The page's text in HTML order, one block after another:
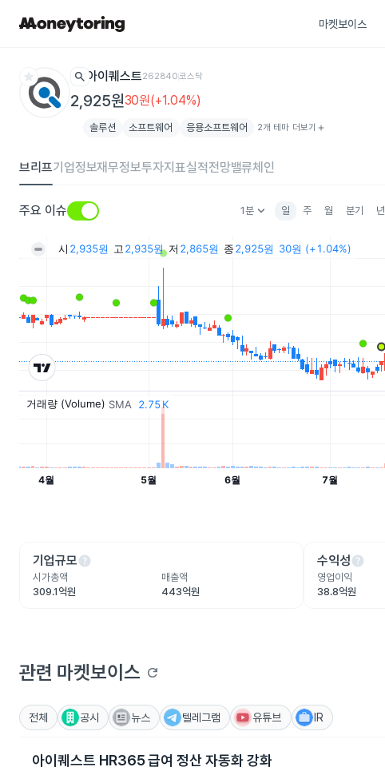
마켓보이스
star search 아이퀘스트262840코스닥
2,925원30원(+1.04%)
솔루션 소프트웨어 응용소프트웨어 2개 테마 더보기 add
브리프기업정보재무정보투자지표실적전망밸류체인
주요 이슈 1분keyboard_arrow_down 일 주 월 분기 년
기업규모help
시가총액
309.1억원
매출액
443억원
수익성help
영업이익
38.8억원
관련 마켓보이스 refresh
전체 공시 뉴스 텔레그램 유튜브 IR
아이퀘스트 HR365 급여 정산 자동화 강화